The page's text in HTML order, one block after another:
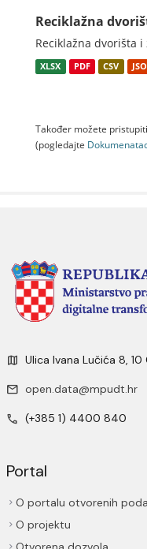
Reciklažna
Reciklažna dvorišta
XLSX PDF CSV
Također možete
(pogledajte